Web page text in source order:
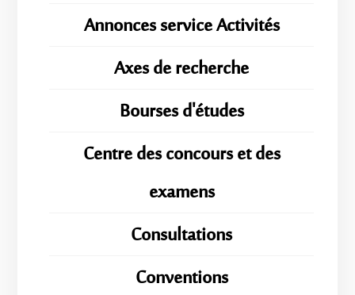
Annonces service Activités
Axes de recherche
Bourses d'études
Centre des concours et des
examens
Consultations
Conventions